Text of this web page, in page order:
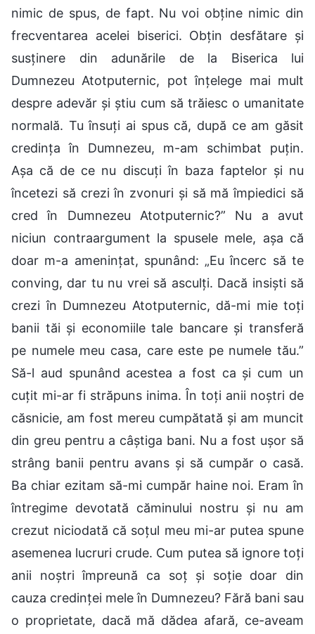
nimic de spus, de fapt. Nu voi obține nimic din
frecventarea acelei biserici. Obțin desfătare și
susținere din adunările de la Biserica lui
Dumnezeu Atotputernic, pot înțelege mai mult
despre adevăr și știu cum să trăiesc o umanitate
normală. Tu însuți ai spus că, după ce am găsit
credința în Dumnezeu, m-am schimbat puțin.
Așa că de ce nu discuți în baza faptelor și nu
încetezi să crezi în zvonuri și să mă împiedici să
cred în Dumnezeu Atotputernic?” Nu a avut
niciun contraargument la spusele mele, așa că
doar m-a amenințat, spunând: „Eu încerc să te
conving, dar tu nu vrei să asculți. Dacă insiști să
crezi în Dumnezeu Atotputernic, dă-mi mie toți
banii tăi și economiile tale bancare și transferă
pe numele meu casa, care este pe numele tău.”
Să-l aud spunând acestea a fost ca și cum un
cuțit mi-ar fi străpuns inima. În toți anii noștri de
căsnicie, am fost mereu cumpătată și am muncit
din greu pentru a câștiga bani. Nu a fost ușor să
strâng banii pentru avans și să cumpăr o casă.
Ba chiar ezitam să-mi cumpăr haine noi. Eram în
întregime devotată căminului nostru și nu am
crezut niciodată că soțul meu mi-ar putea spune
asemenea lucruri crude. Cum putea să ignore toți
anii noștri împreună ca soț și soție doar din
cauza credinței mele în Dumnezeu? Fără bani sau
o proprietate, dacă mă dădea afară, ce-aveam